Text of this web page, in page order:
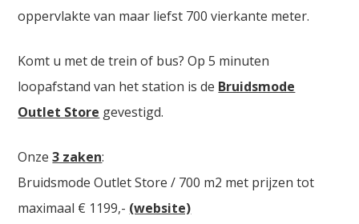
oppervlakte van maar liefst 700 vierkante meter.
Komt u met de trein of bus? Op 5 minuten
loopafstand van het station is de Bruidsmode
Outlet Store gevestigd.
Onze3 zaken:
Bruidsmode Outlet Store / 700 m2 met prijzen tot
maximaal € 1199,- (website)